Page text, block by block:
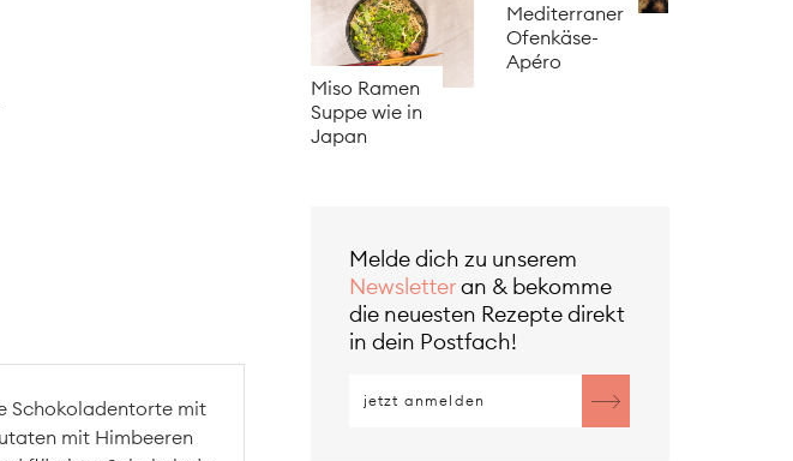
Miso Ramen
Suppe wie in
Japan
Mediterraner
Ofenkäse-
Apéro
Melde dich zu unserem
Newsletteran & bekomme
die neuesten Rezepte direkt
in dein Postfach!